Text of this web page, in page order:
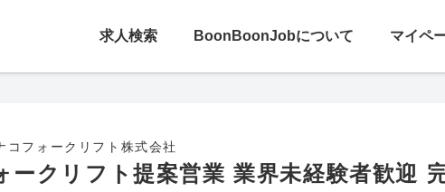
転職・就職・アルバイトを探す
求人検索 BoonBoonJobについて マイペ
コフォークリフト株式会社
ークリフト提案営業 業界未経験者歓迎